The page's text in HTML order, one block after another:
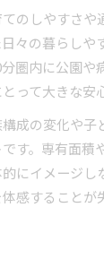
のしやすさや
々の暮らしや
圏内に公園や
って大きな安
成の変化や子
す。専有面積
にイメージし
感することが